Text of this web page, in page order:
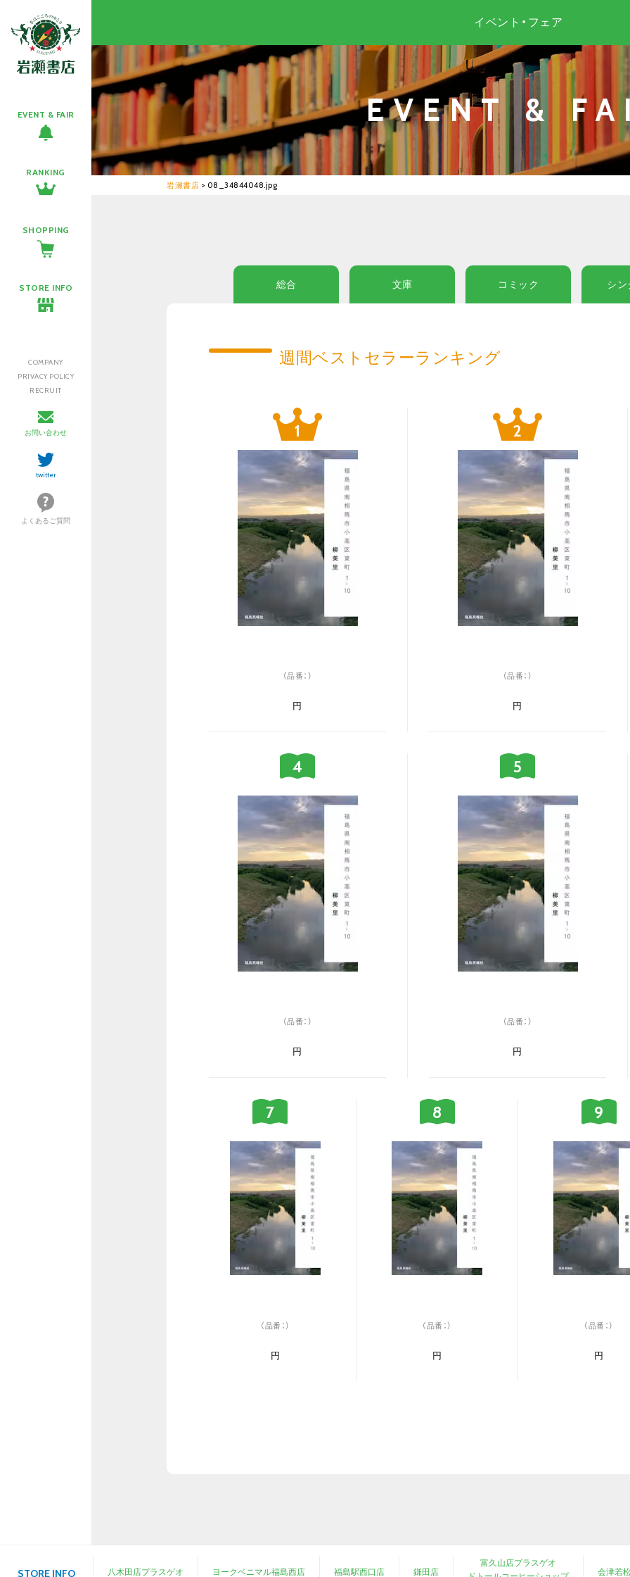
EVENT & FAIR
RANKING
SHOPPING
STORE INFO
COMPANY
PRIVACY POLICY
RECRUIT
お問い合わせ
twitter
よくあるご質問
イベント・フェア
EVENT &
岩瀬書店 > 08_34844048.jpg
総合 文庫 コミック シン
週間ベストセラーランキング
（品番：）
円
（品番：）
円
（品番：）
円
（品番：）
円
（品番：）
円
（品番：）
円
（品番：）
円
STORE INFO 八木田店プラスゲオ ヨークベニマル福島西店 福島駅西口店 鎌田店
富久山店プラスゲオ
会津若